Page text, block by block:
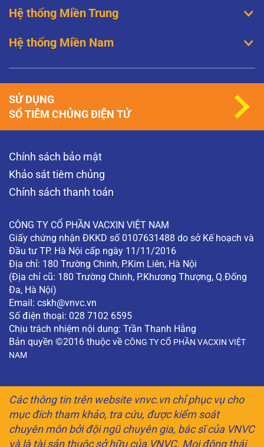
Hệ thống Miền Trung
Hệ thống Miền Nam
Chính sách bảo mật
Khảo sát tiêm chủng
Chính sách thanh toán
CÔNG TY CỔ PHẦN VACXIN VIỆT NAM
Giấy chứng nhận ĐKKD số 0107631488 do sở Kế hoạch và
Đầu tư TP. Hà Nội cấp ngày 11/11/2016
Địa chỉ: 180 Trường Chinh, P.Kim Liên, Hà Nội
(Địa chỉ cũ: 180 Trường Chinh, P.Khương Thượng, Q.Đống
Đa, Hà Nội)
Email: cskh@vnvc.vn
Số điện thoại: 028 7102 6595
Chịu trách nhiệm nội dung: Trần Thanh Hằng
Bản quyền ©2016 thuộc về CÔNG TY CỔ PHẦN VACXIN VIỆT
NAM
SỬ DỤNG
SỔ TIÊM CHỦNG ĐIỆN TỬ
Các thông tin trên website vnvc.vn chỉ phục vụ cho
mục đích tham khảo, tra cứu, được kiểm soát
chuyên môn bởi đội ngũ chuyên gia, bác sĩ của VNVC
và là tài sản thuộc sở hữu của VNVC. Mọi động thái